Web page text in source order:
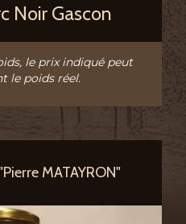
France
Noir Gascon
le prix indiqué peut
le poids réel.
MATAYRON"